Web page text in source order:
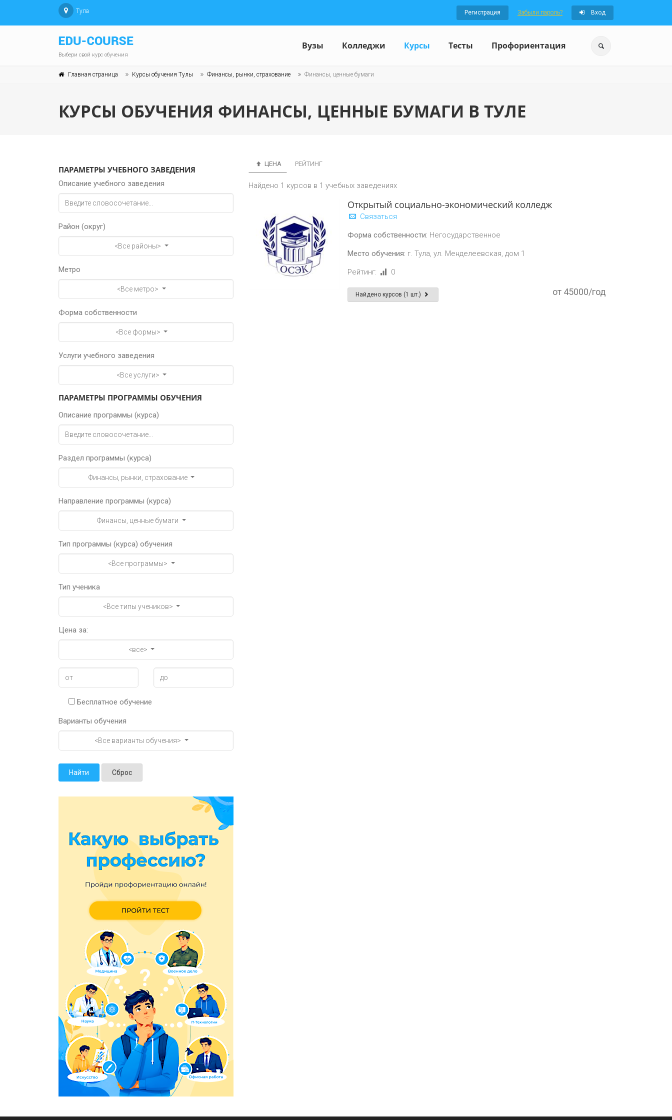
Тула Регистрация Забыли пароль? Вход
Выбери свой курс обучения
Вузы Колледжи Курсы Тесты Профориентация
Главная страница Курсы обучения Тулы Финансы, рынки, страхование Финансы, ценные бумаги
КУРСЫ ОБУЧЕНИЯ ФИНАНСЫ, ЦЕННЫЕ БУМАГИ В ТУЛЕ
ПАРАМЕТРЫ УЧЕБНОГО ЗАВЕДЕНИЯ
Описание учебного заведения
Район (округ)
<Все районы>
Метро
<Все метро>
Форма собственности
<Все формы>
Услуги учебного заведения
<Все услуги>
ПАРАМЕТРЫ ПРОГРАММЫ ОБУЧЕНИЯ
Описание программы (курса)
Раздел программы (курса)
Финансы, рынки, страхование
Направление программы (курса)
Финансы, ценные бумаги
Тип программы (курса) обучения
<Все программы>
Тип ученика
<Все типы учеников>
Цена за:
<все>
Бесплатное обучение
Варианты обучения
<Все варианты обучения>
Найти Сброс
ЦЕНА РЕЙТИНГ
Найдено 1 курсов в 1 учебных заведениях
Открытый социально-экономический колледж
Связаться
Форма собственности: Негосударственное
Место обучения: г. Тула, ул. Менделеевская, дом 1
Рейтинг: 0
Найдено курсов (1 шт.) от 45000/год